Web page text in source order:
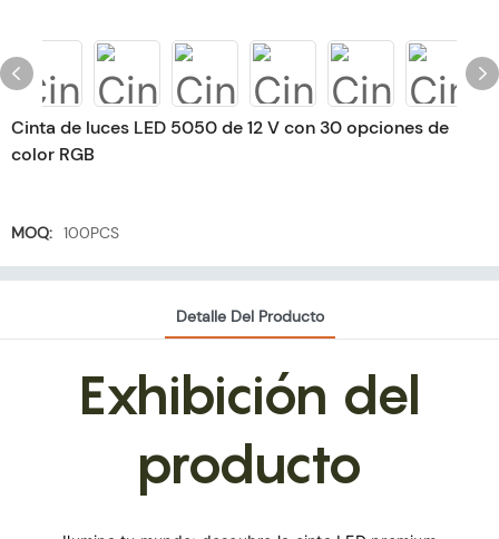
Cinta de luces LED 5050 de 12 V con 30 opciones de
color RGB
MOQ: 100PCS
Detalle Del Producto
Exhibición del
producto